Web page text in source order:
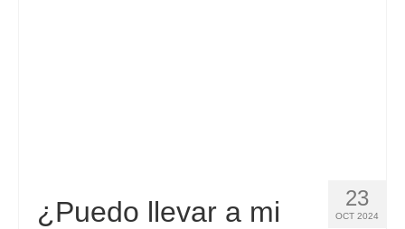
Nederlands 23
OCT 2024
¿Puedo llevar a mi